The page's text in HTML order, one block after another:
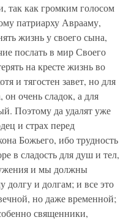
как громким голосом
патриарху Аврааму,
жизнь у своего сына,
послать в мир Своего
на кресте жизнь во
и тягостен завет, но для
очень сладок, а для
Поэтому да удалят уже
и страх перед
Божьего, ибо трудность
в сладость для душ и тел,
и мы должны
долгу и долгам; и все это
но даже временной;
священники,